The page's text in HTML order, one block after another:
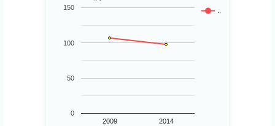
..
2009 2014
0
50
100
150